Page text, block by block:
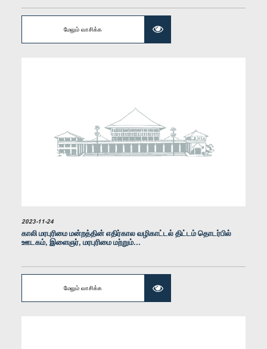
கௌரவ நிபுண ரணவக, பா.உ.
மேலும் வாசிக்க
2023-11-24
காலி மரபுரிமை மன்றத்தின் எதிர்கால வழிகாட்டல் திட்டம் தொடர்பில்
ஊடகம், இளைஞர், மரபுரிமை மற்றும்...
மேலும் வாசிக்க